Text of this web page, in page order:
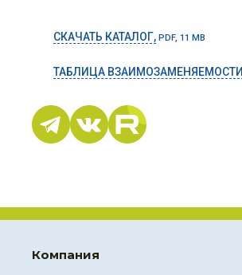
СКАЧАТЬ КАТАЛОГ, PDF, 11 MB
ТАБЛИЦА ВЗАИМОЗАМЕНЯЕМОСТИ
Компания